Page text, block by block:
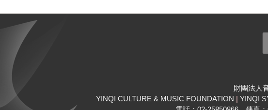
財團法人
YINQI CULTURE & MUSIC FOUNDATION | YINQI